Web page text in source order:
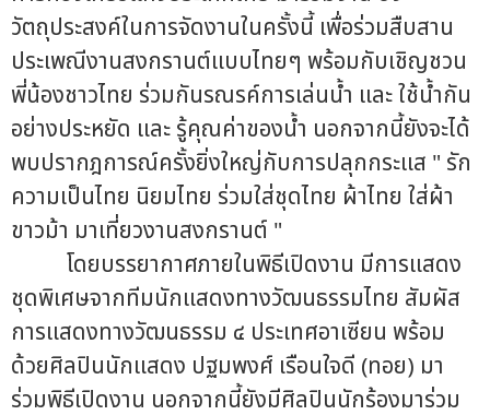
วัตถุประสงค์ในการจัดงานในครั้งนี้ เพื่อร่วมสืบสาน
ประเพณีงานสงกรานต์แบบไทยๆ พร้อมกับเชิญชวน
พี่น้องชาวไทย ร่วมกันรณรค์การเล่นน้ำ และ ใช้น้ำกัน
อย่างประหยัด และ รู้คุณค่าของน้ำ นอกจากนี้ยังจะได้
พบปรากฎการณ์ครั้งยิ่งใหญ่กับการปลุกกระแส " รัก
ความเป็นไทย นิยมไทย ร่วมใส่ชุดไทย ผ้าไทย ใส่ผ้า
ขาวม้า มาเที่ยวงานสงกรานต์ "
โดยบรรยากาศภายในพิธีเปิดงาน มีการแสดง
ชุดพิเศษจากทีมนักแสดงทางวัฒนธรรมไทย สัมผัส
การแสดงทางวัฒนธรรม ๔ ประเทศอาเซียน พร้อม
ด้วยศิลปินนักแสดง ปฐมพงศ์ เรือนใจดี (ทอย) มา
ร่วมพิธีเปิดงาน นอกจากนี้ยังมีศิลปินนักร้องมาร่วม